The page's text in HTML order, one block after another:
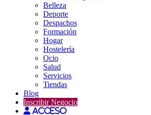
Belleza
Deporte
Despachos
Formación
Hogar
Hostelería
Ocio
Salud
Servicios
Tiendas
Blog
Inscribir Negocio
Acceso